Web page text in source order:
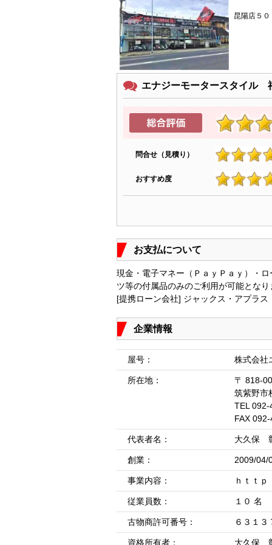
昆陽店５
エナジーモータースタイル
問合せ（見積り）
4.9
おすすめ度
4.8
お支払について
現金・電子マネー（ＰａｙＰａｙ）・
ツ等の付属品のみのご利用が可能となり
[提携ローン会社] ジャックス・アプラス
企業情報
屋号： 株式会社
所在地：
〒 818-
筑紫野市
TEL
FAX
代表者名： 大久保
創業： 2009/04/
事業内容： ｈｔｔ
従業員数： １０ 名
古物商許可番号： ６３１３
資格所有者： 大久保